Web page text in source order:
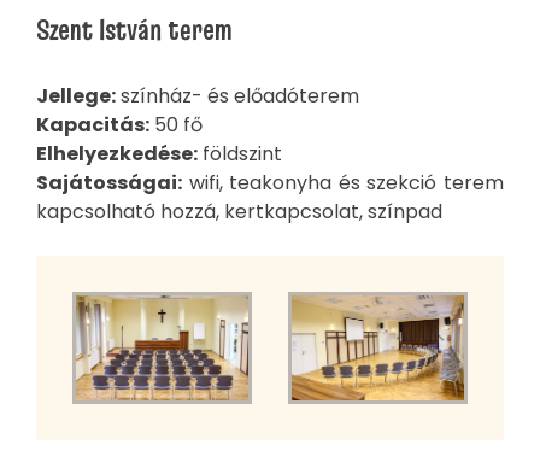
Szent István terem
Jellege:színház- és előadóterem
Kapacitás: 50 fő
Elhelyezkedése: földszint
Sajátosságai: wifi, teakonyha és szekció terem
kapcsolható hozzá, kertkapcsolat, színpad